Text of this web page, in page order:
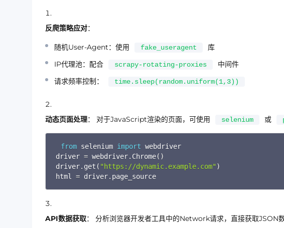
反爬策略应对：
随机User-Agent：使用 fake_useragent
库
IP代理池：配合
scrapy-rotating-proxies
中间件
请求频率控制：
time.sleep(random.uniform(1,3))
动态页面处理： 对于JavaScript渲染的页面，可使用 selenium 或
from selenium import webdriver
driver = webdriver. Chrome( )
driver. get ( " https://dynamic.example.com" )
html = driver. page_source
API数据获取： 分析浏览器开发者工具中的Network请求，直接获取JSON数